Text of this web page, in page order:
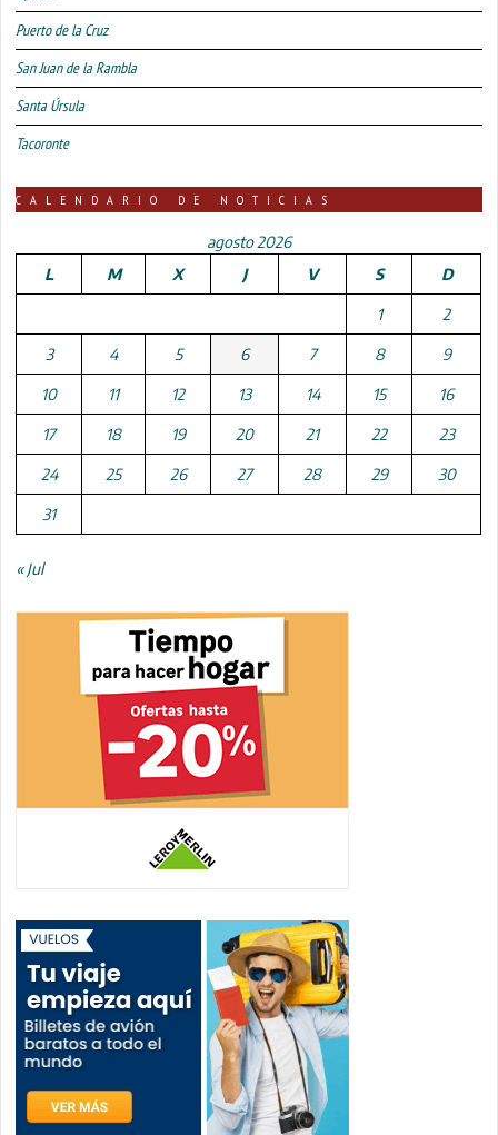
Puerto de la Cruz
San Juan de la Rambla
Santa Úrsula
Tacoronte
CALENDARIO DE NOTICIAS
agosto 2026
L
M X J V S D
1 2
3 4 5 6 7 8 9
10 11 12 13 14 15 16
17 18 19 20 21 22 23
24 25 26 27 28 29 30
31
« Jul